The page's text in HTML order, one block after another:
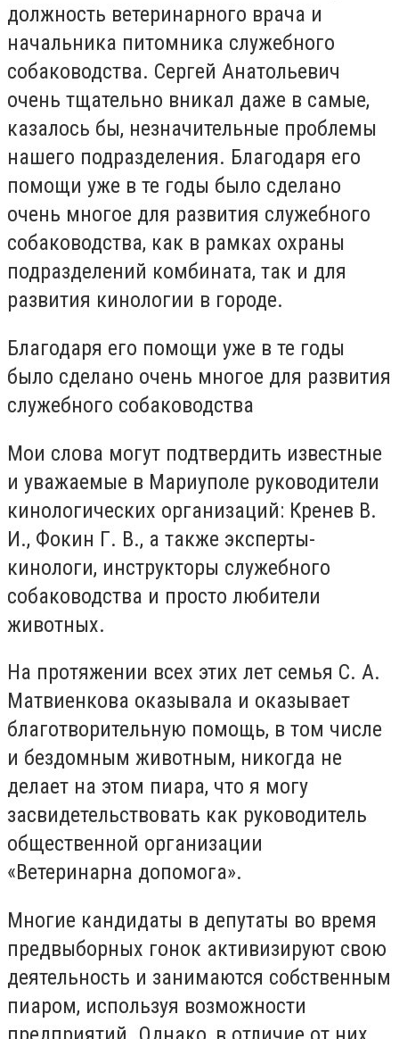
должность ветеринарного врача и
начальника питомника служебного
собаководства. Сергей Анатольевич
очень тщательно вникал даже в самые,
казалось бы, незначительные проблемы
нашего подразделения. Благодаря его
помощи уже в те годы было сделано
очень многое для развития служебного
собаководства, как в рамках охраны
подразделений комбината, так и для
развития кинологии в городе.
Благодаря его помощи уже в те годы
было сделано очень многое для развития
служебного собаководства
Мои слова могут подтвердить известные
и уважаемые в Мариуполе руководители
кинологических организаций: Кренев В.
И., Фокин Г. В., а также эксперты-
кинологи, инструкторы служебного
собаководства и просто любители
животных.
На протяжении всех этих лет семья С. А.
Матвиенкова оказывала и оказывает
благотворительную помощь, в том числе
и бездомным животным, никогда не
делает на этом пиара, что я могу
засвидетельствовать как руководитель
общественной организации
«Ветеринарна допомога».
Многие кандидаты в депутаты во время
предвыборных гонок активизируют свою
деятельность и занимаются собственным
пиаром, используя возможности